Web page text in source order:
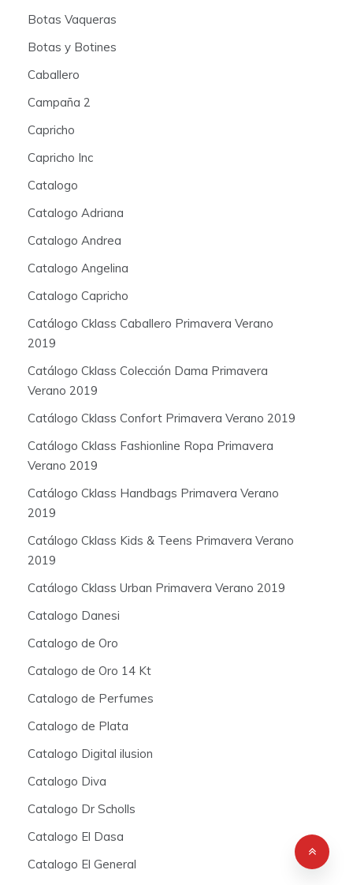
Botas Vaqueras
Botas y Botines
Caballero
Campaña 2
Capricho
Capricho Inc
Catalogo
Catalogo Adriana
Catalogo Andrea
Catalogo Angelina
Catalogo Capricho
Catálogo Cklass Caballero Primavera Verano
2019
Catálogo Cklass Colección Dama Primavera
Verano 2019
Catálogo Cklass Confort Primavera Verano 2019
Catálogo Cklass Fashionline Ropa Primavera
Verano 2019
Catálogo Cklass Handbags Primavera Verano
2019
Catálogo Cklass Kids & Teens Primavera Verano
2019
Catálogo Cklass Urban Primavera Verano 2019
Catalogo Danesi
Catalogo de Oro
Catalogo de Oro 14 Kt
Catalogo de Perfumes
Catalogo de Plata
Catalogo Digital ilusion
Catalogo Diva
Catalogo Dr Scholls
Catalogo El Dasa
Catalogo El General